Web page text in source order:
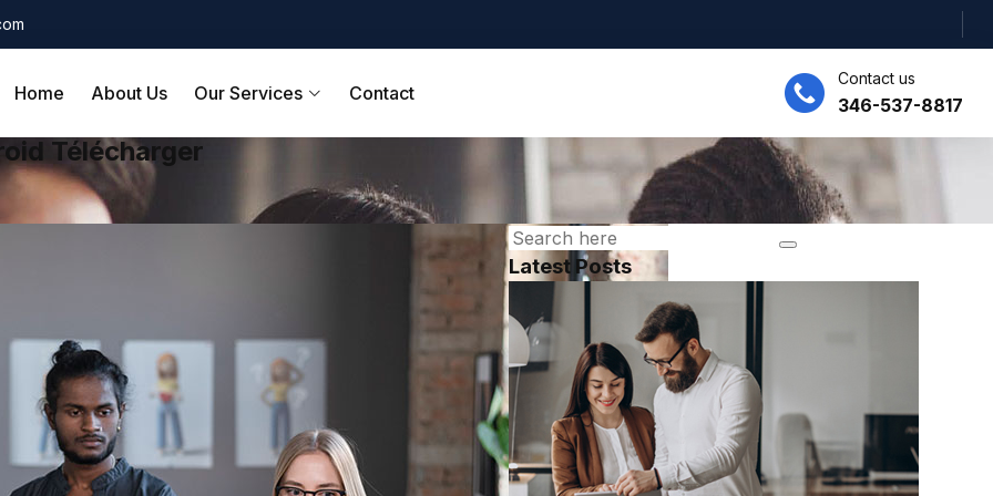
Home About Us Our Services Contact
Contact us
346-537-8817
Télécharger
Latest Posts